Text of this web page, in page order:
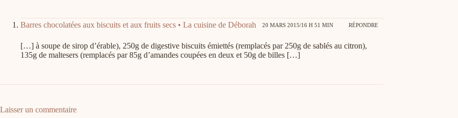
Barres chocolatées aux biscuits et aux fruits secs • La cuisine de Déborah 20 MARS 2015/16 H 51 MIN RÉPONDRE
[…] à soupe de sirop d’érable), 250g de digestive biscuits émiettés (remplacés par 250g de sablés au citron),
135g de maltesers (remplacés par 85g d’amandes coupées en deux et 50g de billes […]
Laisser un commentaire